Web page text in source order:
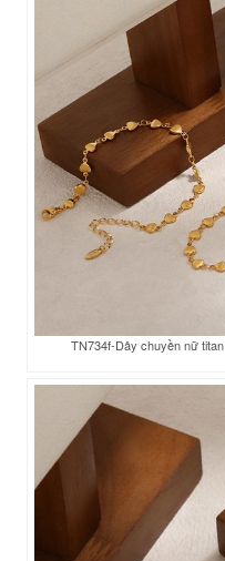
TN734f-Dây chuyền nữ